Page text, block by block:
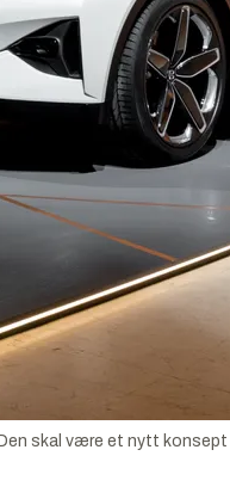
Den skal være et nytt